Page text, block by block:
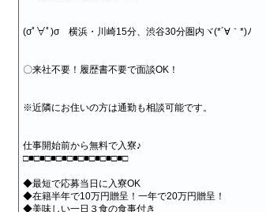
(σﾟ∀ﾟ)σ 横浜・川崎15分、渋谷30分圏内ヾ(*´∀｀*)ﾉ
〇来社不要！履歴書不要で面談OK！
※近隣にお住いの方は通勤も相談可能です。
仕事開始前から無料で入寮♪
□■□■□■□■□■□■□■□■□■□
◆最短で応募当日に入寮OK
◆在籍半年で10万円贈呈！一年で20万円贈呈！
◆美味しい一日３食の食事付き